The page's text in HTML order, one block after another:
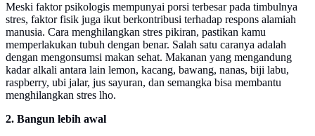
Meski faktor psikologis mempunyai porsi terbesar pada timbulnya
stres, faktor fisik juga ikut berkontribusi terhadap respons alamiah
manusia. Cara menghilangkan stres pikiran, pastikan kamu
memperlakukan tubuh dengan benar. Salah satu caranya adalah
dengan mengonsumsi makan sehat. Makanan yang mengandung
kadar alkali antara lain lemon, kacang, bawang, nanas, biji labu,
raspberry, ubi jalar, jus sayuran, dan semangka bisa membantu
menghilangkan stres lho.
2. Bangun lebih awal